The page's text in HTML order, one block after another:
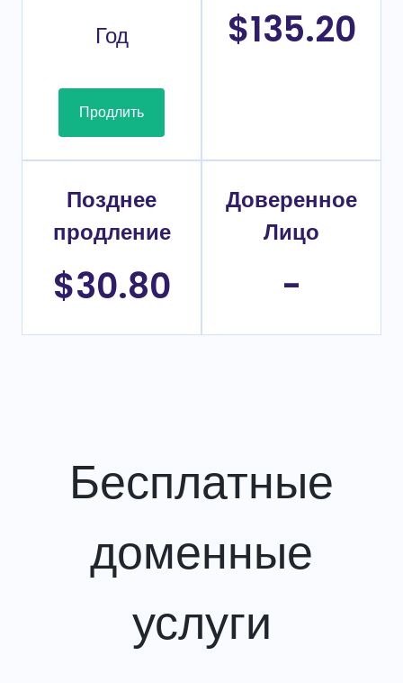
Год
Продлить
$135.20
Позднее
продление
$30.80
Доверенное
Лицо
-
Бесплатные
доменные
услуги